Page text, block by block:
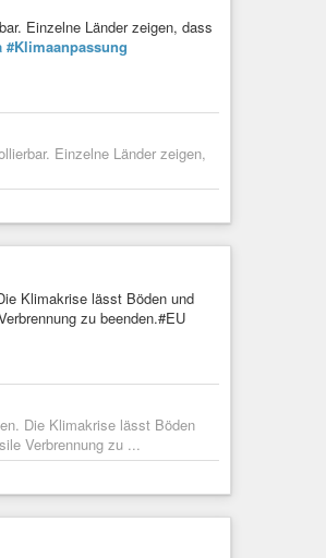
Einzelne Länder zeigen, dass
#Klimaanpassung
Einzelne Länder zeigen,
Klimakrise lässt Böden und
zu beenden.#EU
Die Klimakrise lässt Böden
Verbrennung zu ...